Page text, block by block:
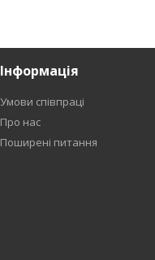
Інформація
Умови співпраці
Про нас
Поширені питання